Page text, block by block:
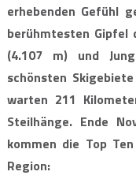
erhebenden Gefühl
berühmtesten Gipfel
(4.107 m) und
schönsten
warten 211
Steilhänge. Ende
kommen die Top
Region: